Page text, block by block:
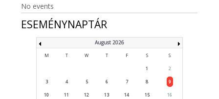
No events
ESEMÉNYNAPTÁR
August 2026
M T W T F S S
1 2
3 4 5 6 7 8 9
10 11 12 13 14 15 16